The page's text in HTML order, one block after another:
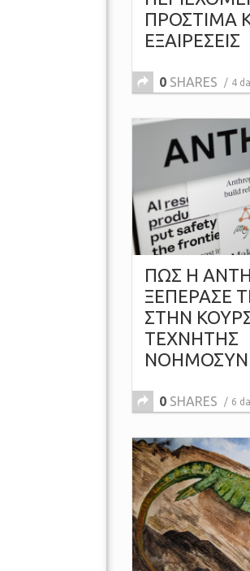
ΠΡΟΣΤΙΜΑ
ΕΞΑΙΡΕΣΕΙΣ
0 SHARES 4
ΠΩΣ Η
ΞΕΠΕΡΑΣΕ
ΣΤΗΝ
ΤΕΧΝΗΤΗΣ
0 SHARES 6